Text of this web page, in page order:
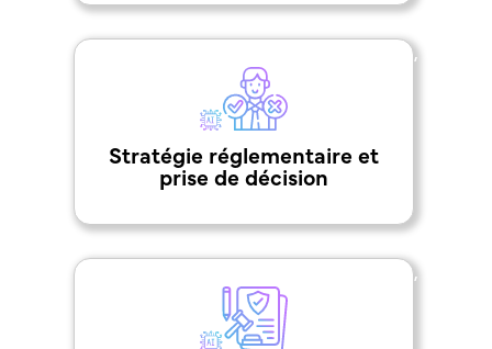
Stratégie réglementaire et
prise de décision
,
,